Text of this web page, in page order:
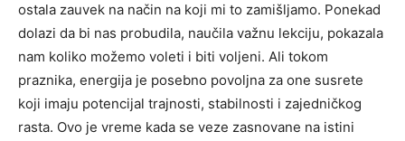
ostala zauvek na način na koji mi to zamišljamo. Ponekad
dolazi da bi nas probudila, naučila važnu lekciju, pokazala
nam koliko možemo voleti i biti voljeni. Ali tokom
praznika, energija je posebno povoljna za one susrete
koji imaju potencijal trajnosti, stabilnosti i zajedničkog
rasta. Ovo je vreme kada se veze zasnovane na istini